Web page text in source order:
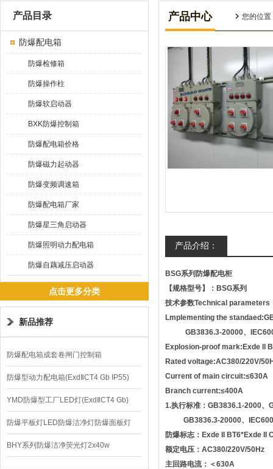
产品目录
防爆配电箱
防爆检修箱
防爆操作柱
防爆软启动器
BXK防爆控制箱
防爆配电箱价格
防爆磁力起动器
防爆变频调速箱
防爆配电箱厂家
防爆星三角启动器
防爆照明动力配电箱
防爆自藕减压启动器
点击更多分类
新品推荐
防爆配电箱成套卷闸门控制箱
防爆型动力配电箱(ExdⅡCT4 Gb IP55)
YMD防爆型工厂LED灯(ExdⅡCT4 Gb)
220V/150W
防爆平板灯LED防爆洁净灯防爆面板灯
BHY系列防爆洁净荧光灯2x40w
产品中心 您的位置
产品介绍：
BSG系列防爆配电柜
【规格型号】： BSG系列
技术参数Technical parameters
Lmplementing the
GB3836.3-20000、
Explosion-proof mark:Exde ll
Rated voltage:AC380/220V/
Current of main circuit:≤630A
Branch current:≤400A
1.执行标准： GB3836.1-2000、
GB3836.3-20000、
防爆标志： Exde II BT6*Exde II
额定电压： AC380/220V/50Hz
主回路电流：＜630A